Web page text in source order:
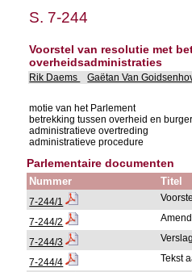
S. 7-244
Voorstel van resolutie met
overheidsadministraties
Rik Daems Gaëtan Van
motie van het Parlement
betrekking tussen overheid en burger
administratieve overtreding
administratieve procedure
Parlementaire documenten
Nummer Titel
7-244/1
7-244/2
7-244/3
7-244/4 Tekst